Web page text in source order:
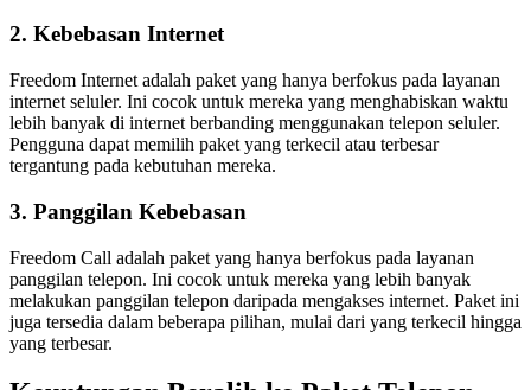
2. Kebebasan Internet
Freedom Internet adalah paket yang hanya berfokus pada layanan
internet seluler. Ini cocok untuk mereka yang menghabiskan waktu
lebih banyak di internet berbanding menggunakan telepon seluler.
Pengguna dapat memilih paket yang terkecil atau terbesar
tergantung pada kebutuhan mereka.
3. Panggilan Kebebasan
Freedom Call adalah paket yang hanya berfokus pada layanan
panggilan telepon. Ini cocok untuk mereka yang lebih banyak
melakukan panggilan telepon daripada mengakses internet. Paket ini
juga tersedia dalam beberapa pilihan, mulai dari yang terkecil hingga
yang terbesar.